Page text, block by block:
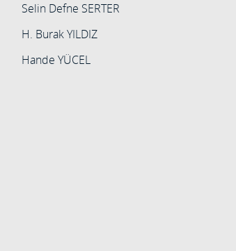
Selin Defne SERTER
H. Burak YILDIZ
Hande YÜCEL